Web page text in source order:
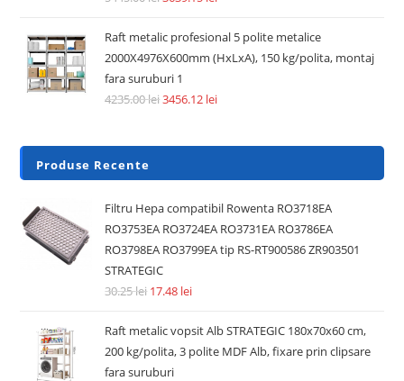
Raft metalic profesional 5 polite metalice
2000X4976X600mm (HxLxA), 150 kg/polita, montaj
fara suruburi 1
4235.00lei3456.12 lei
Produse Recente
Filtru Hepa compatibil Rowenta RO3718EA
RO3753EA RO3724EA RO3731EA RO3786EA
RO3798EA RO3799EA tip RS-RT900586 ZR903501
STRATEGIC
30.25lei 17.48 lei
Raft metalic vopsit Alb STRATEGIC 180x70x60 cm,
200 kg/polita, 3 polite MDF Alb, fixare prin clipsare
fara suruburi